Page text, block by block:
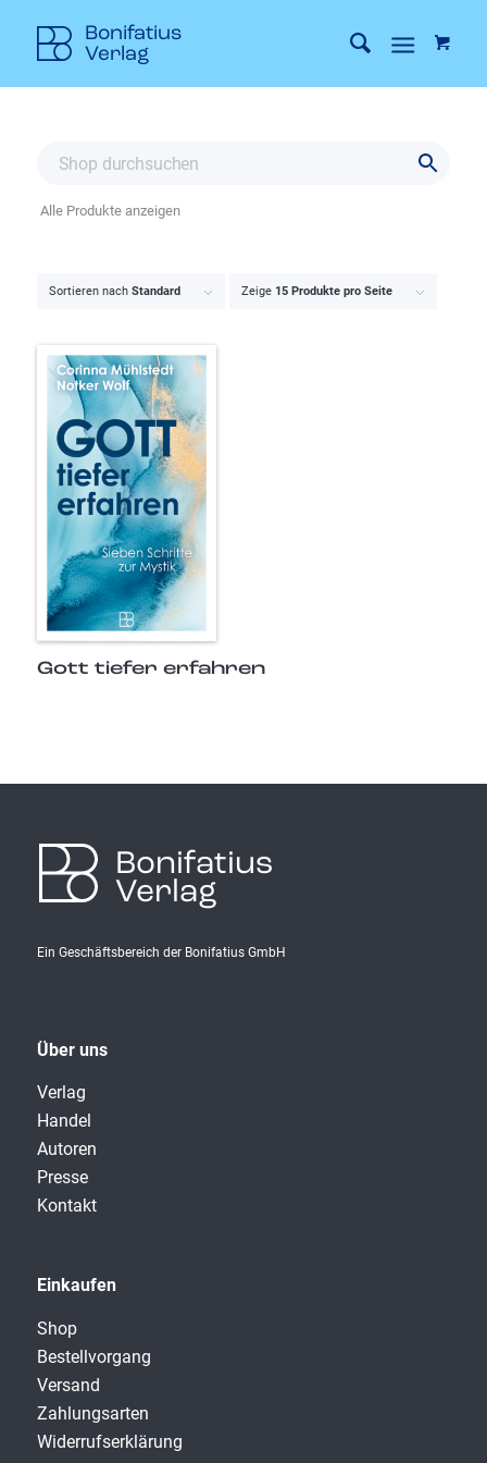
Sortieren nach Standard Zeige 15 Produkte pro Seite
Gott tiefer erfahren
Alle Produkte anzeigen
Bonifatius
Verlag
Ein Geschäftsbereich der Bonifatius GmbH
Über uns
Verlag
Handel
Autoren
Presse
Kontakt
Einkaufen
Shop
Bestellvorgang
Versand
Zahlungsarten
Widerrufserklärung